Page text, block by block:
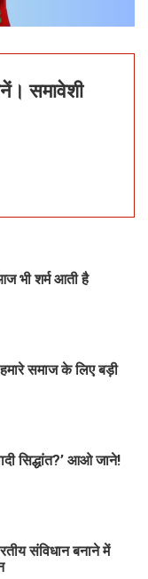
समावेशी
भी शर्म आती है
समाज के लिए बड़ी
सिद्धांत?’ आओ जाने!
संविधान बनाने में